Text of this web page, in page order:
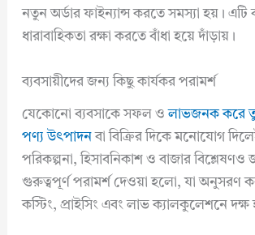
নতুন অর্ডার ফাইন্যান্স করতে সমস্যা হয়। এটি
ধারাবাহিকতা রক্ষা করতে বাঁধা হয়ে দাঁড়ায়।
ব্যবসায়ীদের জন্য কিছু কার্যকর পরামর্শ
যেকোনো ব্যবসাকে সফল ও লাভজনক করে
পণ্য উৎপাদনবা বিক্রির দিকে মনোযোগ
পরিকল্পনা, হিসাবনিকাশ ও বাজার বিশ্লেষণও
গুরুত্বপূর্ণ পরামর্শ দেওয়া হলো, যা অনুসরণ
কস্টিং, প্রাইসিং এবং লাভ ক্যালকুলেশনে